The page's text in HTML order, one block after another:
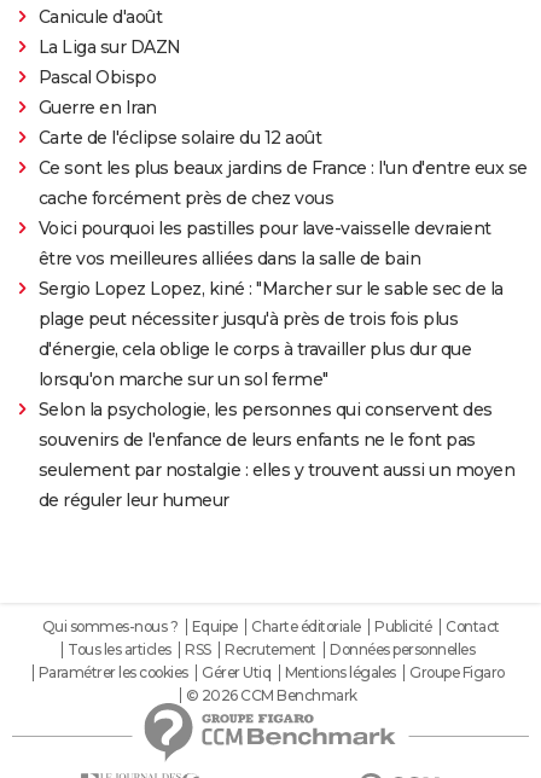
Canicule d'août
La Liga sur DAZN
Pascal Obispo
Guerre en Iran
Carte de l'éclipse solaire du 12 août
Ce sont les plus beaux jardins de France : l'un d'entre eux se
cache forcément près de chez vous
Voici pourquoi les pastilles pour lave-vaisselle devraient
être vos meilleures alliées dans la salle de bain
Sergio Lopez Lopez, kiné : "Marcher sur le sable sec de la
plage peut nécessiter jusqu'à près de trois fois plus
d'énergie, cela oblige le corps à travailler plus dur que
lorsqu'on marche sur un sol ferme"
Selon la psychologie, les personnes qui conservent des
souvenirs de l'enfance de leurs enfants ne le font pas
seulement par nostalgie : elles y trouvent aussi un moyen
de réguler leur humeur
Qui sommes-nous ? Equipe Charte éditoriale Publicité
Contact
Tous les articles
RSS Recrutement
Données personnelles
Paramétrer les cookies
Gérer Utiq Mentions légales
Groupe Figaro
© 2026 CCM Benchmark